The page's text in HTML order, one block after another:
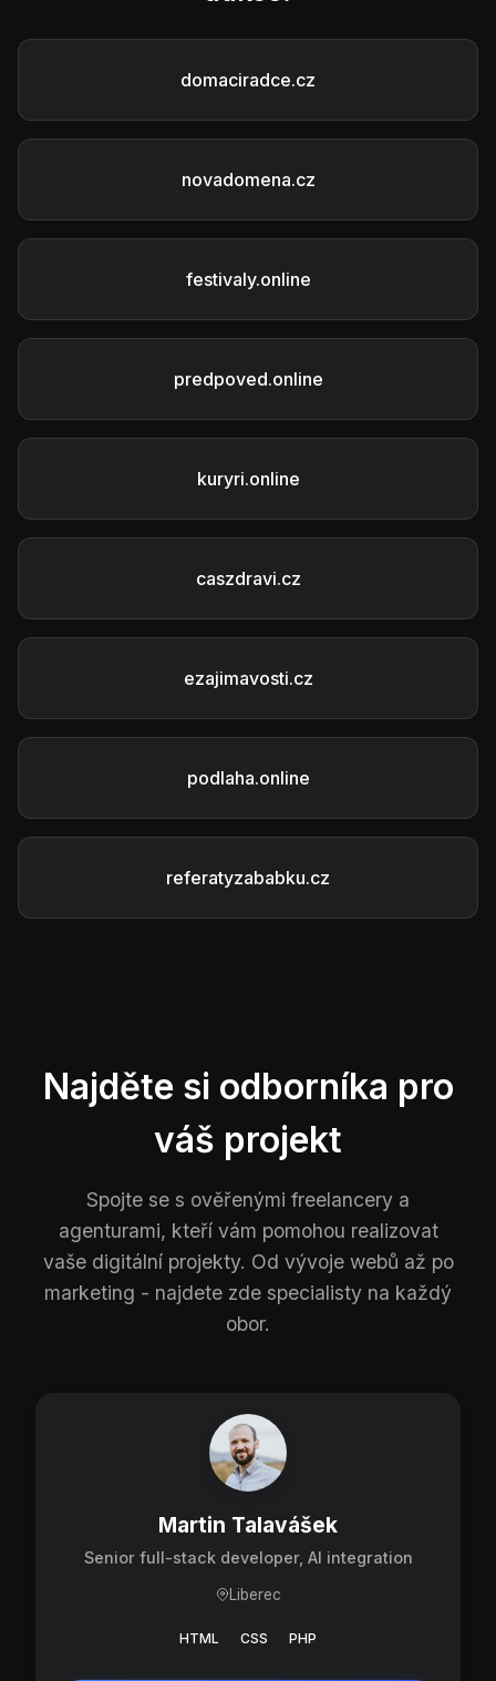
domaciradce.cz
novadomena.cz
festivaly.online
predpoved.online
kuryri.online
caszdravi.cz
ezajimavosti.cz
podlaha.online
referatyzababku.cz
Najděte si odborníka pro
váš projekt
Spojte se s ověřenými freelancery a
agenturami, kteří vám pomohou realizovat
vaše digitální projekty. Od vývoje webů až po
marketing - najdete zde specialisty na každý
obor.
Martin Talavášek
Senior full-stack developer, AI integration
Liberec
HTML CSS PHP